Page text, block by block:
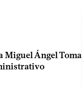
Miguel Ángel Toma